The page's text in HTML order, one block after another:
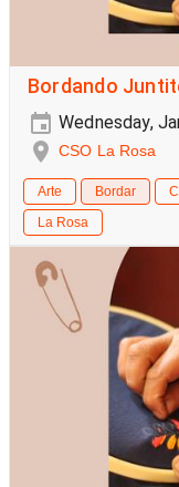
Bordando
Wednesday,
CSO La Rosa
Arte Bordar
La Rosa